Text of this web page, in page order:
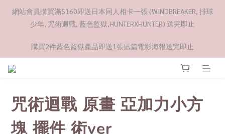
網站會員購買滿$160即送日本同人相卡一張 (WINDBREAKER, 排球
少年, 咒術迴戰, 藍色監獄,HUNTERXHUNTER) 送完即止
購買2件藍色監獄產品即送1張凪篇電影海報送完即止
咒術迴戰 原畫 亞加力小方
塊 擺件 術ver